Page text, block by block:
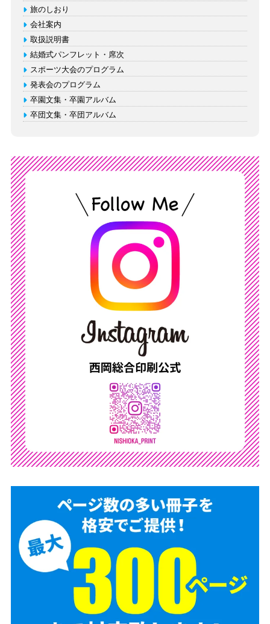
旅のしおり
会社案内
取扱説明書
結婚式パンフレット・席次
スポーツ大会のプログラム
発表会のプログラム
卒園文集・卒園アルバム
卒団文集・卒団アルバム